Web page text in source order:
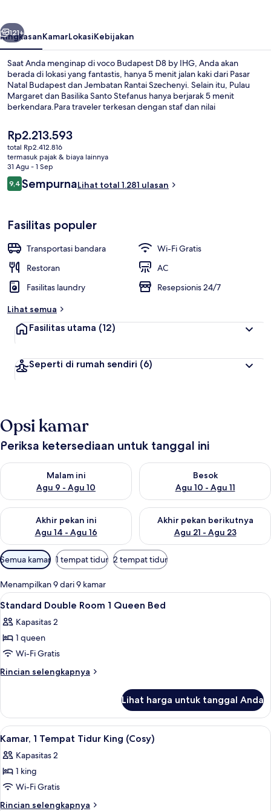
Berikutnya
121+
RingkasanKamarLokasiKebijakan
Saat Anda menginap di voco Budapest D8 by IHG, Anda akan
berada di lokasi yang fantastis, hanya 5 menit jalan kaki dari Pasar
Natal Budapest dan Jembatan Rantai Szechenyi. Selain itu, Pulau
Margaret dan Basilika Santo Stefanus hanya berjarak 5 menit
berkendara.Para traveler terkesan dengan staf dan nilai
Stasiun Vorosmarty Square berjarak 3 menit dan Pemberhentian
Trem Eötvös tér berjarak 3 menit.
Harga
saat
ini
Rp2.213.593
Rp2.213.593
total Rp2.412.816
termasuk pajak & biaya lainnya
31 Agu - 1 Sep
Ulasan
9,49,4 dari 10
SempurnaLihat total 1.281 ulasan
Fasilitas populer
Transportasi bandara
Wi-Fi Gratis
Restoran
AC
Fasilitas laundry
Resepsionis 24/7
Lihat semua
Fasilitas utama (12)
Seperti di rumah sendiri (6)
Opsi kamar
Periksa ketersediaan untuk tanggal ini
Malam ini
Agu 9 - Agu 10
Periksa ketersediaan untuk malam ini Agu 9 - Agu 10
Besok
Agu 10 - Agu 11
Periksa ketersediaan untuk
Akhir pekan ini
Agu 14 - Agu 16
Periksa ketersediaan untuk akhir pekan ini Agu 14 - Agu 16
Akhir pekan berikutnya
Agu 21 - Agu 23
Periksa ketersediaan untuk
Filter
tersedia
untuk
kamar
Semua kamar 1 tempat tidur 2 tempat tidur
Menampilkan 9 dari 9 kamar
Lihat
semua
foto
untuk
Standard
Double
Queen
Bed
Brankas, meja kerja, ruang kerja
8
Standard Double Room 1 Queen Bed
Kapasitas 2
1 queen
Wi-Fi Gratis
Rincian selengkapnya
Rincian
Standard
Double
Room
Queen
Bed
Lihat harga untuk tanggal Anda
Lihat
semua
foto
untuk
Kamar,
1
Kamar, 1 Tempat Tidur King (Cosy) |
4
Kamar, 1 Tempat Tidur King (Cosy)
Kapasitas 2
1 king
Wi-Fi Gratis
Rincian selengkapnya
Rincian